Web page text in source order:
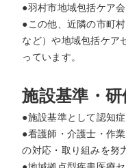
●羽村市地域包括ケア
●この他、近隣の市町
など）や地域包括ケア
っています。
施設基準・研
●施設基準として認知
●看護師・介護士・作
の対応・取り組みを努